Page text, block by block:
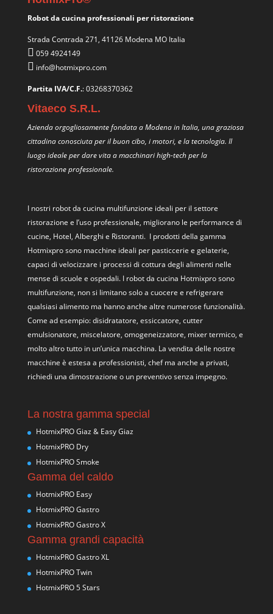
Robot da cucina professionali per ristorazione
Strada Contrada 271, 41126 Modena MO Italia
059 4924149
info@hotmixpro.com
Partita IVA/C.F.: 03268370362
Vitaeco S.R.L.
Azienda orgogliosamente fondata a Modena in Italia, una graziosa
cittadina conosciuta per il buon cibo, i motori, e la tecnologia. Il
luogo ideale per dare vita a macchinari high-tech per la
ristorazione professionale.
I nostri robot da cucina multifunzione ideali per il settore
ristorazione e l’uso professionale, migliorano le performance di
cucine, Hotel, Alberghi e Ristoranti. I prodotti della gamma
Hotmixpro sono macchine ideali per pasticcerie e gelaterie,
capaci di velocizzare i processi di cottura degli alimenti nelle
mense di scuole e ospedali. I robot da cucina Hotmixpro sono
multifunzione, non si limitano solo a cuocere e refrigerare
qualsiasi alimento ma hanno anche altre numerose funzionalità.
Come ad esempio: disidratatore, essiccatore, cutter
emulsionatore, miscelatore, omogeneizzatore, mixer termico, e
molto altro tutto in un’unica macchina. La vendita delle nostre
macchine è estesa a professionisti, chef ma anche a privati,
richiedi una dimostrazione o un preventivo senza impegno.
La nostra gamma special
HotmixPRO Giaz & Easy Giaz
HotmixPRO Dry
HotmixPRO Smoke
Gamma del caldo
HotmixPRO Easy
HotmixPRO Gastro
HotmixPRO Gastro X
Gamma grandi capacità
HotmixPRO Gastro XL
HotmixPRO Twin
HotmixPRO 5 Stars